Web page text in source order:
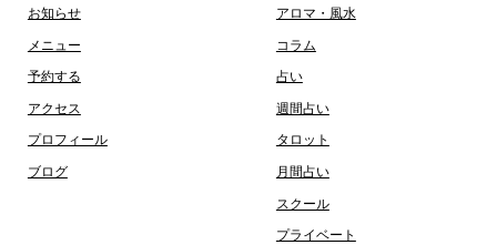
お知らせ
メニュー
予約する
アクセス
プロフィール
ブログ
アロマ・風水
コラム
占い
週間占い
タロット
月間占い
スクール
プライベート